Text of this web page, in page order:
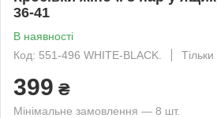
36-41
В наявності
Код: 551-496 WHITE-BLACK.
399 ₴
Мінімальне замовлення — 8 шт.